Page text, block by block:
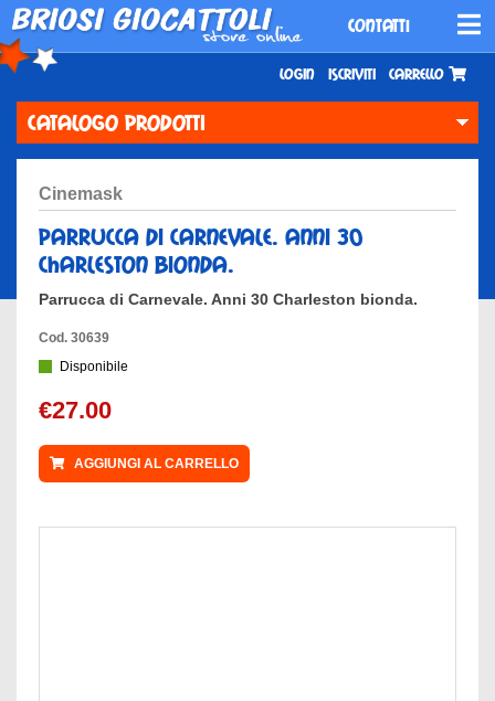
CONTATTI
CATALOGO PRODOTTI
Login Iscriviti Carrello
cinemask
parrucca di carnevale. anni 30
charleston bionda.
Parrucca di Carnevale. Anni 30 Charleston bionda.
Cod. 30639
Disponibile
€27.00
AGGIUNGI AL CARRELLO